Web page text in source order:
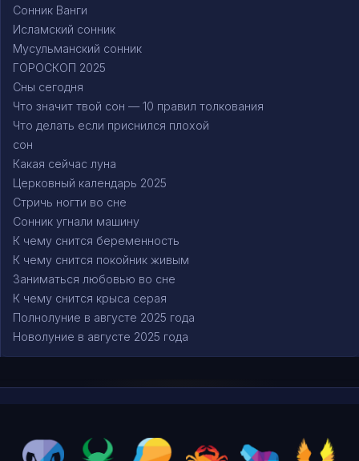
Сонник Ванги
Исламский сонник
Мусульманский сонник
ГОРОСКОП 2025
Сны сегодня
Что значит твой сон — 10 правил толкования
Что делать если приснился плохой
сон
Какая сейчас луна
Церковный календарь 2025
Стричь ногти во сне
Сонник угнали машину
К чему снится беременность
К чему снится покойник живым
Заниматься любовью во сне
К чему снится крыса серая
Полнолуние в августе 2025 года
Новолуние в августе 2025 года